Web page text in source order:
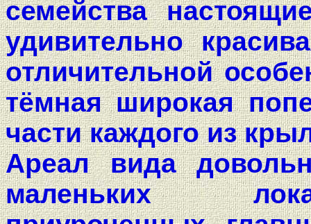
семейства
удивительно
отличительной
тёмная широкая
части каждого из
Ареал вида
маленьких